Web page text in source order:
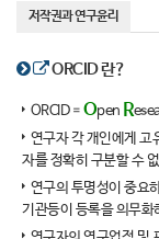
저작권과 연구윤리
ORCID 란?
ORCID = Open R
연구자 각 개인에게 고
자를 정확히 구분할 수
연구의 투명성이 중요
기관등이 등록을 의무화